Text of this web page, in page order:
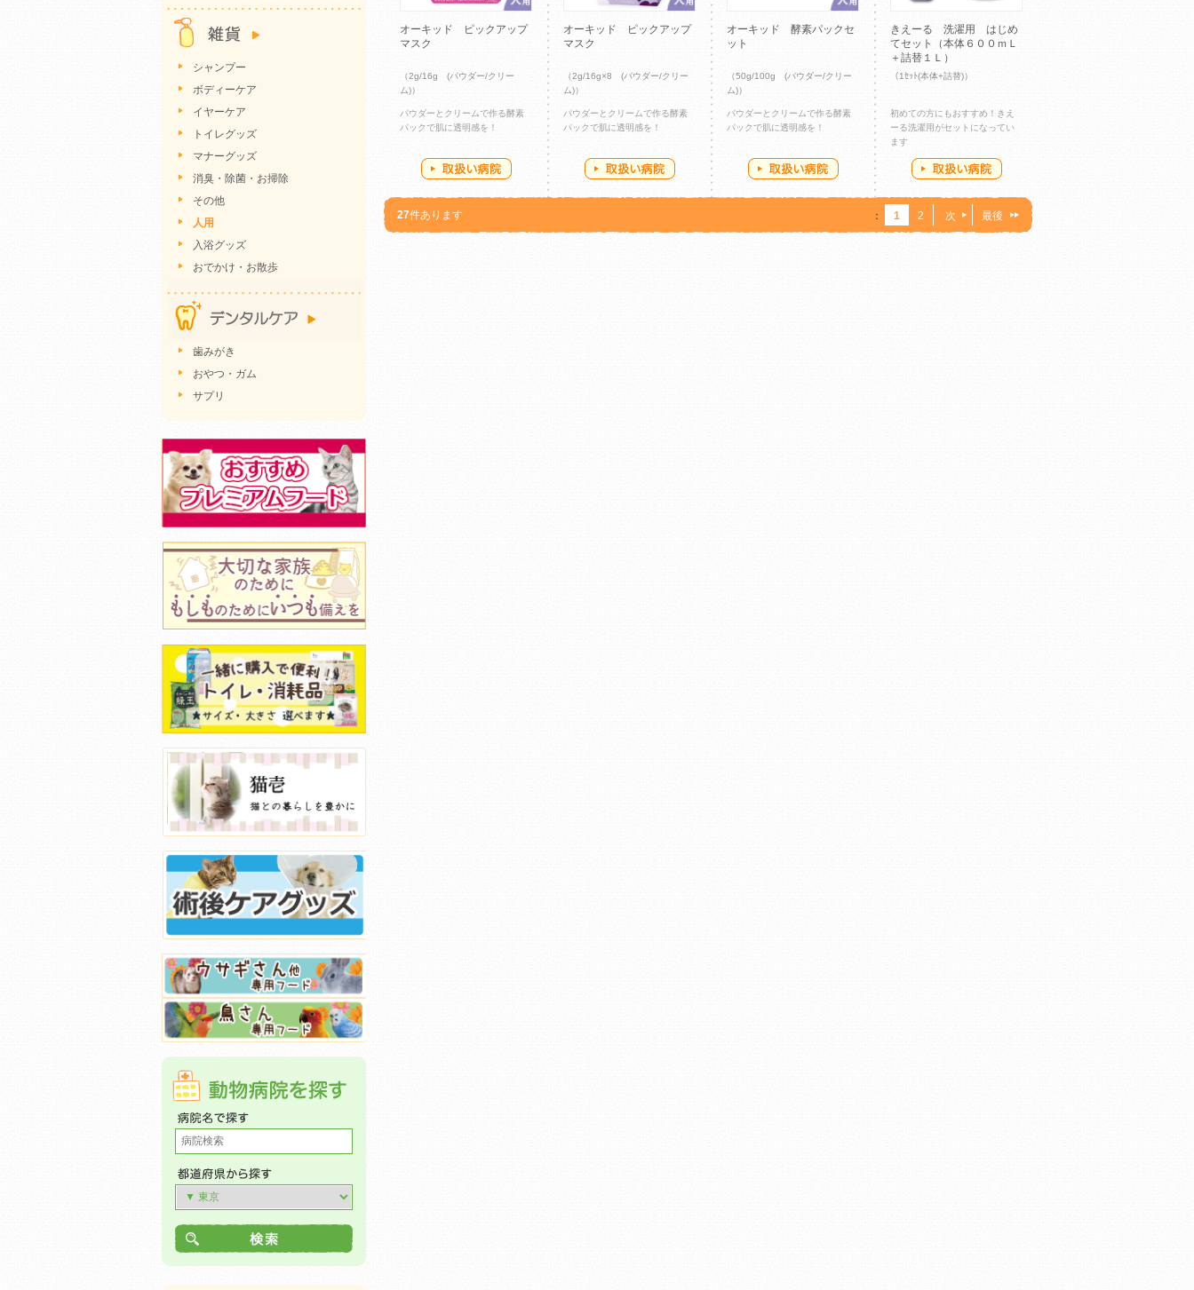
オーキッド ピックアップ
マスク
（2g/16g (パウダー/クリー
ム)）
パウダーとクリームで作る酵素
パックで肌に透明感を！
オーキッド ピックアップ
マスク
（2g/16g×8 (パウダー/クリー
ム)）
パウダーとクリームで作る酵素
パックで肌に透明感を！
オーキッド 酵素パックセ
ット
（50g/100g (パウダー/クリー
ム)）
パウダーとクリームで作る酵素
パックで肌に透明感を！
きえーる 洗濯用 はじめ
てセット（本体６００ｍＬ
＋詰替１Ｌ）
（1ｾｯﾄ(本体+詰替)）
初めての方にもおすすめ！きえ
ーる洗濯用がセットになってい
ます
27件あります ： 1 2 次 最後
シャンプー
ボディーケア
イヤーケア
トイレグッズ
マナーグッズ
消臭・除菌・お掃除
その他
人用
入浴グッズ
おでかけ・お散歩
歯みがき
おやつ・ガム
サプリ